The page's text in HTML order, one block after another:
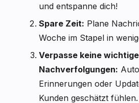
und entspanne dich!
Spare Zeit: Plane
Woche im Stapel in
Verpasse keine
Nachverfolgungen:
Erinnerungen oder
Kunden geschätzt fühlen.